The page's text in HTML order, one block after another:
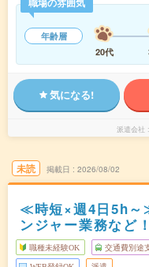
年齢層
20代
気になる!
派遣会社
未読 掲載日 2026/08/02
≪時短×週4日5h～
ンジャー業務など！
職種未経験OK 交通費別途